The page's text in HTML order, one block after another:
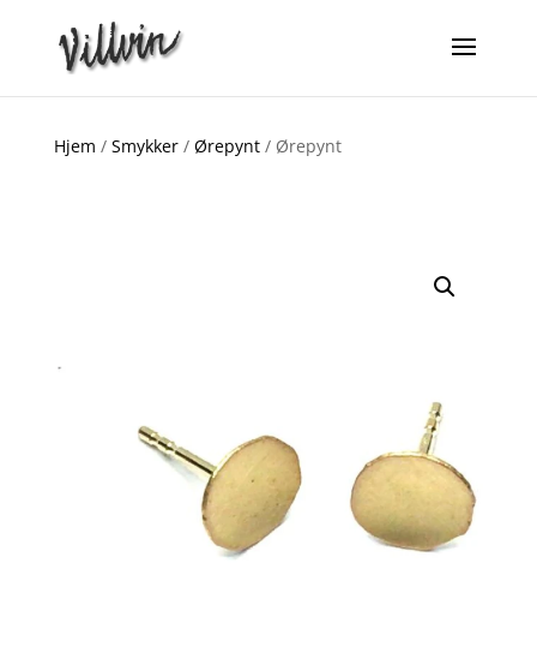
Hjem / Smykker/ Ørepynt/ Ørepynt